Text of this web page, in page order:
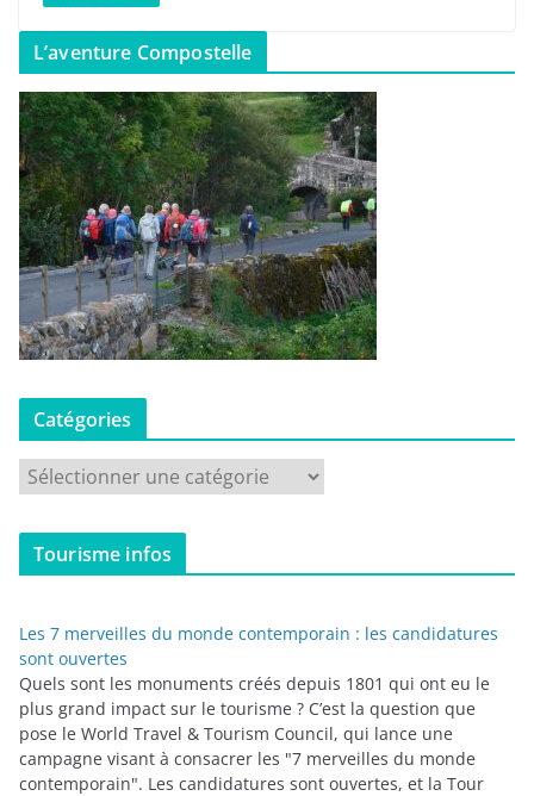
L’aventure Compostelle
Catégories
a
t
r
i
e
s
Tourisme infos
Les 7 merveilles du monde contemporain : les candidatures
sont ouvertes
Quels sont les monuments créés depuis 1801 qui ont eu le
plus grand impact sur le tourisme ? C’est la question que
pose le World Travel & Tourism Council, qui lance une
campagne visant à consacrer les "7 merveilles du monde
contemporain". Les candidatures sont ouvertes, et la Tour